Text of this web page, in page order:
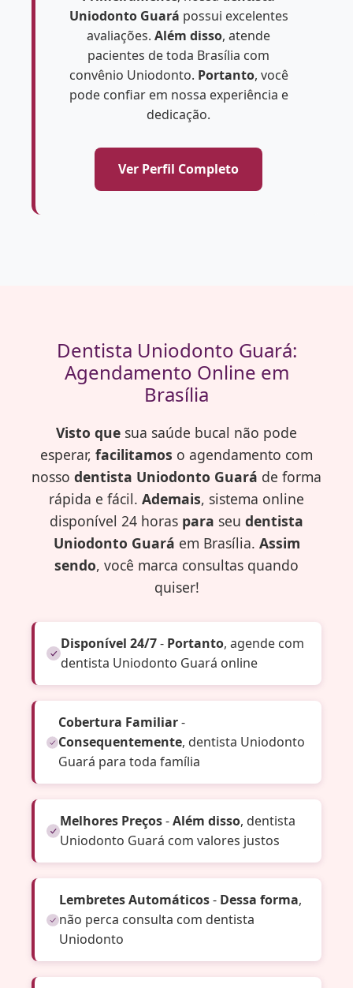
Uniodonto Guará possui excelentes
avaliações. Além disso, atende
pacientes de toda Brasília com
convênio Uniodonto. Portanto, você
pode confiar em nossa experiência e
dedicação.
Ver Perfil Completo
Dentista Uniodonto Guará:
Agendamento Online em
Brasília
Visto que sua saúde bucal não pode
esperar, facilitamos o agendamento com
nosso dentista Uniodonto Guará de forma
rápida e fácil. Ademais, sistema online
disponível 24 horas para seu dentista
Uniodonto Guará em Brasília. Assim
sendo, você marca consultas quando
quiser!
Disponível 24/7- Portanto, agende com
dentista Uniodonto Guará online
Cobertura Familiar-
Consequentemente, dentista Uniodonto
Guará para toda família
Melhores Preços-Além disso, dentista
Uniodonto Guará com valores justos
Lembretes Automáticos- Dessa forma,
não perca consulta com dentista
Uniodonto